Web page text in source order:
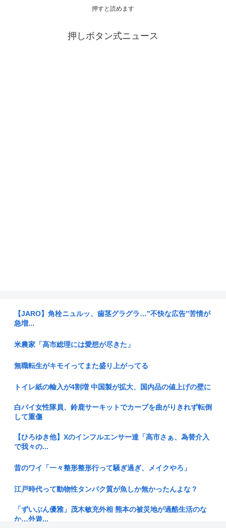
押すと読めます
押しボタン式ニュース
【JARO】角栓ニュルッ、歯茎グラグラ…”不快な広告”苦情が
急増...
米農家「高市総理には愛想が尽きた」
無職転生がキモイってまた盛り上がってる
トイレ紙の輸入が4割増 中国製が拡大、国内品の値上げの壁に
白バイ女性隊員、鈴鹿サーキットでカーブを曲がりきれず転倒
して重傷
【ひろゆき他】Xのインフルエンサー達「高市さぁ、為替介入
で我々の...
昔のワイ「一々整形整形行って騒ぎ過ぎ、メイクやろ」
江戸時代って動物性タンパク質が魚しか無かったんよな？
「ずいぶん優雅」茂木敏充外相 熊本の被災地が過酷生活のな
か…外遊...